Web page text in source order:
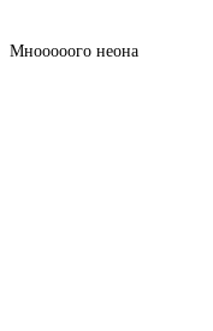
Мнооооого неона